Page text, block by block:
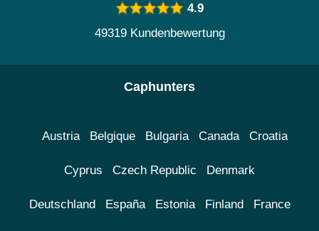
4.9
49319 Kundenbewertung
Caphunters
Austria Belgique Bulgaria Canada Croatia
Cyprus Czech Republic Denmark
Deutschland España Estonia Finland France